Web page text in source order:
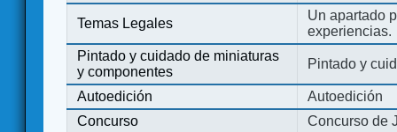
Temas Legales
Un apartado
experiencias.
Pintado y cuidado de miniaturas
y componentes
Pintado y
Autoedición
Autoedición
Concurso
Concurso de